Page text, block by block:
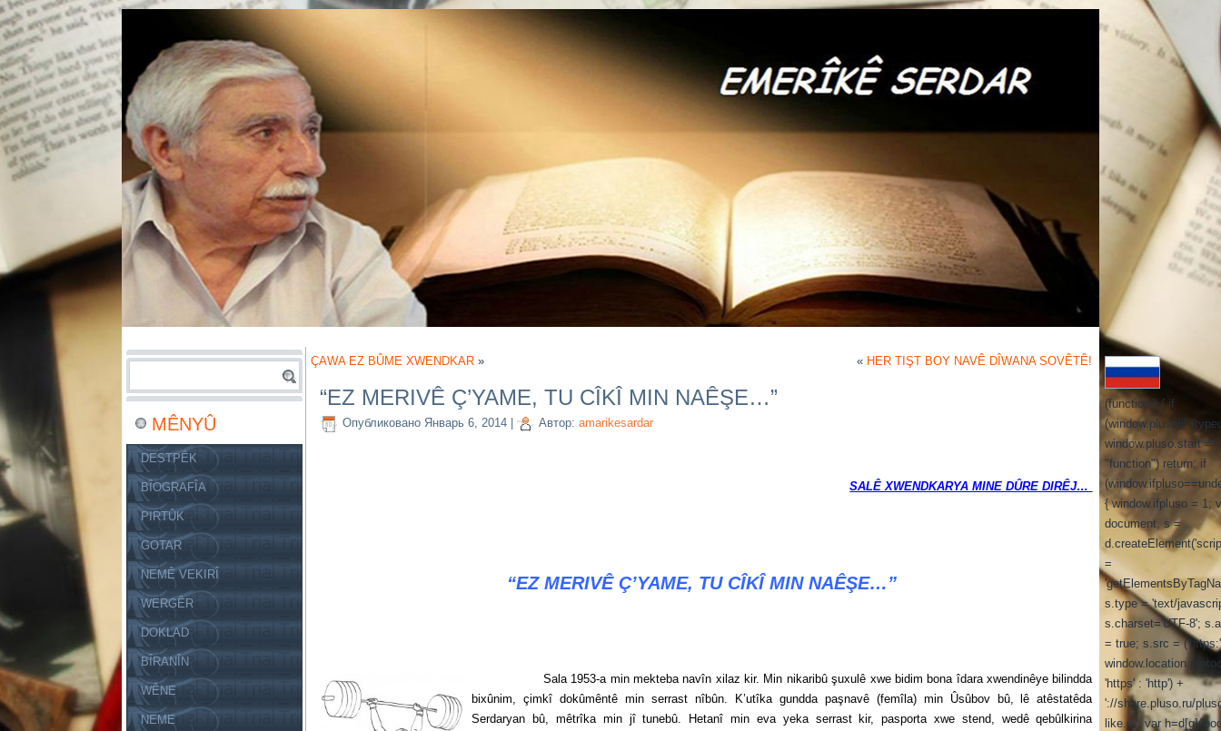
(function() { if
(window.pluso)if
window.pluso.start ==
"function") return; if
{ window.ifpluso = 1;
document, s =
=
s.type = 'text/
s.charset='UTF-8';
= true; s.src =
'https' : 'http') +
'://share.pluso.ru/
like.js'; var
MÊNYÛ
DESTPÊK
BÎOGRAFÎA
PIRTÛK
GOTAR
NEMÊ VEKIRÎ
WERGÊR
DOKLAD
BÎRANÎN
WÊNE
NEME
ÇAWA EZ BÛME XWENDKAR » « HER TIŞT BOY NAVÊ DÎWANA SOVÊTÊ!
“EZ MERIVÊ Ç’YAME, TU CÎKÎ MIN NAÊŞE…”
Опубликовано Январь 6, 2014 | Автор: amarikesardar
SALÊ XWENDKARYA MINE DÛRE DIRÊJ…
“EZ MERIVÊ Ç’YAME, TU CÎKÎ MIN NAÊŞE…”
Sala 1953-a min mekteba navîn xilaz kir. Min nikaribû şuxulê xwe bidim bona îdara xwendinêye bilindda
bixûnim, çimkî dokûmêntê min serrast nîbûn. K’utîka gundda paşnavê (femîla) min Ûsûbov bû, lê atêstatêda
Serdaryan bû, mêtrîka min jî tunebû. Hetanî min eva yeka serrast kir, pasporta xwe stend, wedê qebûlkirina